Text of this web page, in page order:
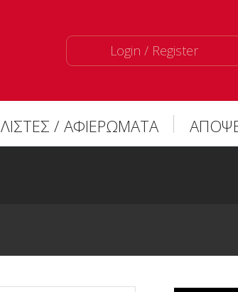
Login / Register
ΛΙΣΤΕΣ / ΑΦΙΕΡΩΜΑΤΑ